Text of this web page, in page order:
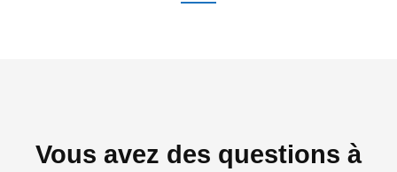
Vous avez des questions à